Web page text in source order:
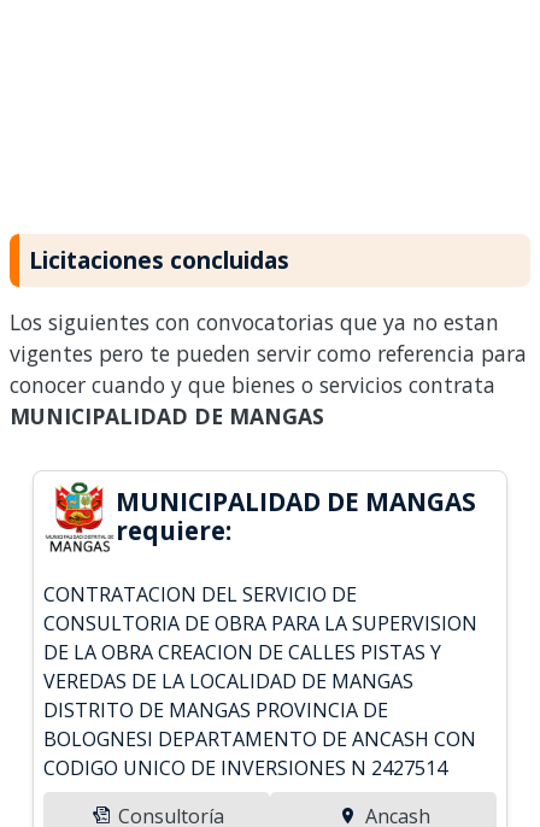
Licitaciones concluidas
Los siguientes con convocatorias que ya no estan
vigentes pero te pueden servir como referencia para
conocer cuando y que bienes o servicios contrata
MUNICIPALIDAD DE MANGAS
MUNICIPALIDAD DE MANGAS
requiere:
CONTRATACION DEL SERVICIO DE
CONSULTORIA DE OBRA PARA LA SUPERVISION
DE LA OBRA CREACION DE CALLES PISTAS Y
VEREDAS DE LA LOCALIDAD DE MANGAS
DISTRITO DE MANGAS PROVINCIA DE
BOLOGNESI DEPARTAMENTO DE ANCASH CON
CODIGO UNICO DE INVERSIONES N 2427514
Consultoría
Ancash